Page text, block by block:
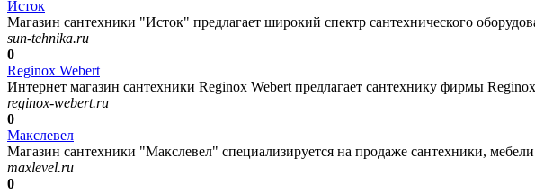
Исток
Магазин сантехники "Исток" предлагает широкий спектр сантехнического
sun-tehnika.ru
0
Reginox Webert
Интернет магазин сантехники Reginox Webert предлагает сантехнику фирмы
reginox-webert.ru
0
Макслевел
Магазин сантехники "Макслевел" специализируется на продаже сантехники,
maxlevel.ru
0